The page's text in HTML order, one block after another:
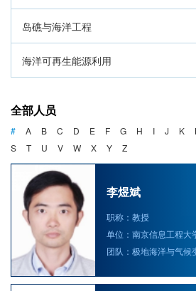
岛礁与海洋工程
海洋可再生能源利用
海洋产业与政策
海洋可持续发展
全部人员
# A B C D E F G H I J K L
S
T U V W X Y Z
李煜斌
职称：教授
单位：南京信息工程大
团队：极地海洋与气候